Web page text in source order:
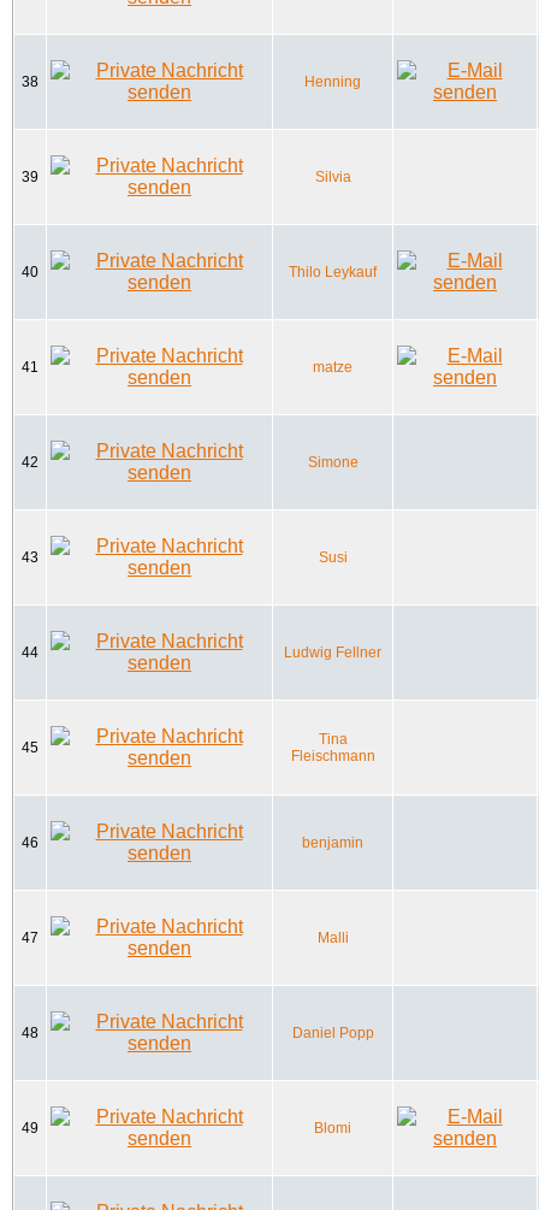
38 Henning
39 Silvia
40 Thilo Leykauf
41 matze
42 Simone
43 Susi
44 Ludwig Fellner
45
Tina
Fleischmann
46 benjamin
47 Malli
48 Daniel Popp
49 Blomi